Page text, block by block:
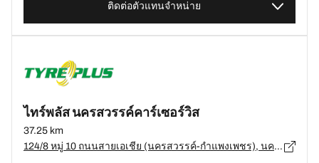
ติดต่อตัวแทนจำหน่าย
ไทร์พลัส นครสวรรค์คาร์เซอร์วิส
37.25 km
124/8 หมู่ 10 ถนนสายเอเชีย (นครสวรรค์-กำแพงเพชร), นครสวรรค์ - 60000